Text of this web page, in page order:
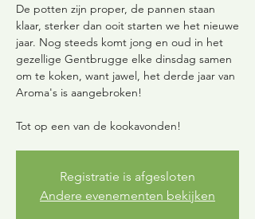
De potten zijn proper, de pannen staan
klaar, sterker dan ooit starten we het nieuwe
jaar. Nog steeds komt jong en oud in het
gezellige Gentbrugge elke dinsdag samen
om te koken, want jawel, het derde jaar van
Aroma's is aangebroken!
Tot op een van de kookavonden!
Registratie is afgesloten
Andere evenementen bekijken